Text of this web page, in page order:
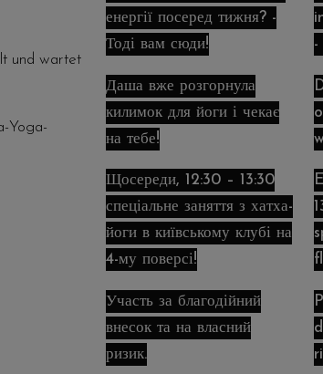
und wartet
Yoga-
енергії посеред тижня? -
Тоді вам сюди!
Даша вже розгорнула
килимок для йоги і чекає
на тебе!
Щосереди, 12:30 – 13:30
спеціальне заняття з хатха-
йоги в київському клубі на
4-му поверсі!
Участь за благодійний
внесок та на власний
ризик.
-